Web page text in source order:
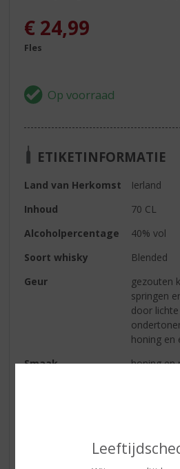
€ 24,99
Fles
ETIKETINFORMATIE
Land van Herkomst
Ierland
Inhoud
70 CL
Alcoholpercentage
40% vol
Soort whisky
Blended
Geur
gezouten
springen
door
honing en
Smaak
honing en
een
een